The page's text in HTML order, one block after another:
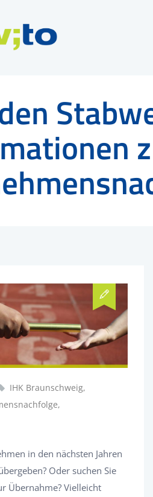
IHK Braunschweig,
in den nächsten Jahren
Oder suchen Sie
Übernahme? Vielleicht